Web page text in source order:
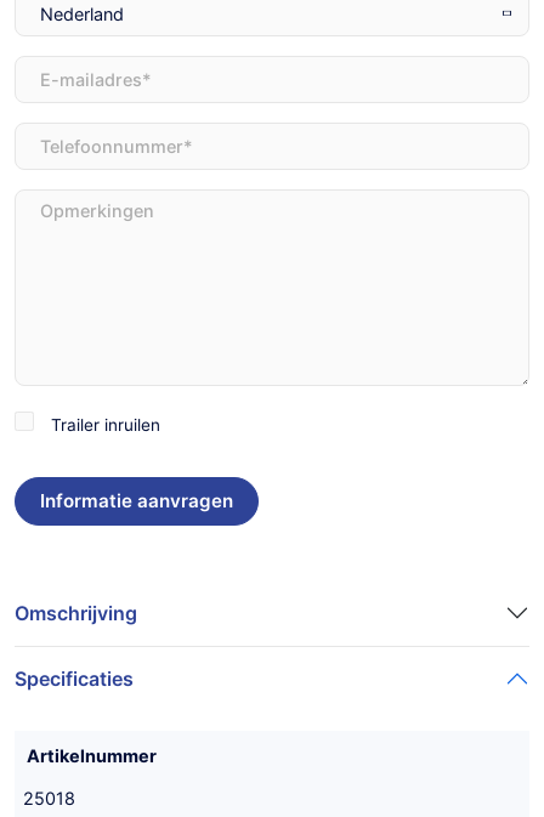
E-
mailadres(Vereist)
Telefoon
Opmerkingen
TrailerTrailer inruilen
Omschrijving
Specificaties
Artikelnummer
25018